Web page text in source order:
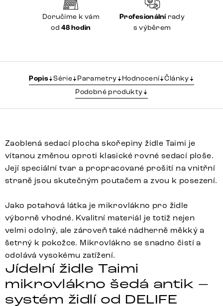
Doručíme k vám
od48 hodin
Profesionálnírady
s výběrem
Popis Série Parametry Hodnocení Články
Podobné produkty
Zaoblená sedací plocha skořepiny židle Taimi je
vítanou změnou oproti klasické rovné sedací ploše.
Její speciální tvar a propracované prošití na vnitřní
straně jsou skutečným poutačem a zvou k posezení.
Jako potahová látka je mikrovlákno pro židle
výborně vhodné. Kvalitní materiál je totiž nejen
velmi odolný, ale zároveň také nádherně měkký a
šetrný k pokožce. Mikrovlákno se snadno čistí a
odolává vysokému zatížení.
Jídelní židle Taimi
mikrovlákno šedá antik –
systém židlí od DELIFE